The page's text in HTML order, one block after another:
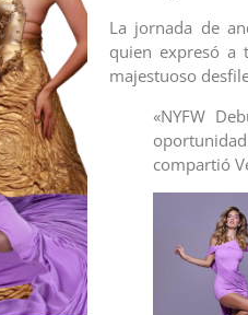
La jornada de
quien expresó a
majestuoso
«NYFW
compartió